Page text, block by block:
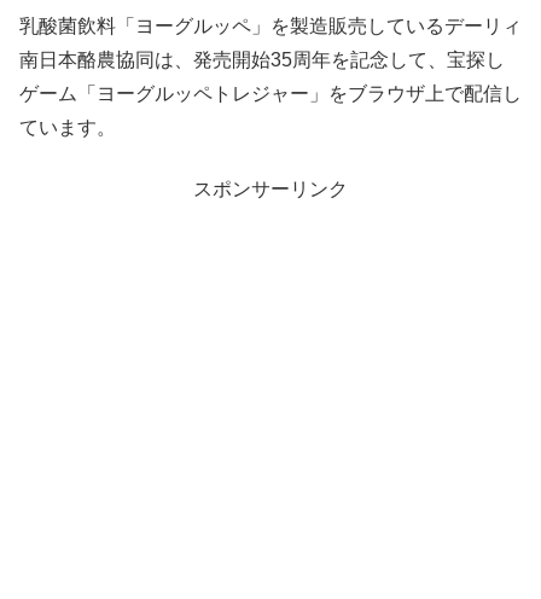
乳酸菌飲料「ヨーグルッペ」を製造販売しているデーリィ
南日本酪農協同は、発売開始35周年を記念して、宝探し
ゲーム「ヨーグルッペトレジャー」をブラウザ上で配信し
ています。
スポンサーリンク